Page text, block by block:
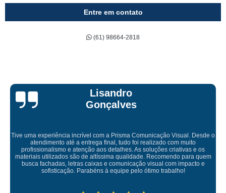
Entre em contato
(61) 98664-2818
Bruna Eduarda
Empresa maravilhosa, entregue antes do prazo e a instalação da lona
ficou perfeita, indico de olhos fechados